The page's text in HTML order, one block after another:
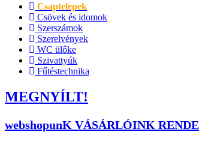
Csaptelepek
Csövek és idomok
Szerszámok
Szerelvények
WC ülőke
Szivattyúk
Fűtéstechnika
MEGNYÍLT!
webshopunK VÁSÁRLÓINK